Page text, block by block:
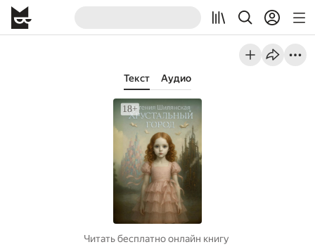
Текст Аудио
Читать бесплатно онлайн книгу